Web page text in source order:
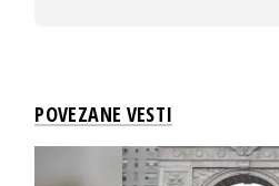
POVEZANE VESTI